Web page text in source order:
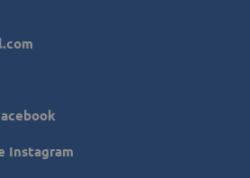
Instagram